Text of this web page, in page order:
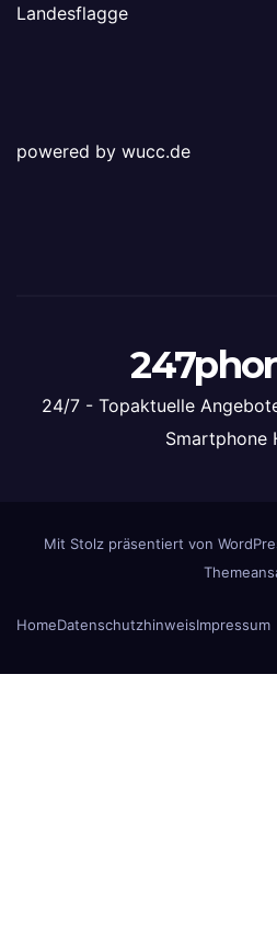
Landesflagge
powered by wucc.de
24/7 - Topaktuelle
Smartphone
Mit Stolz präsentiert von
HomeDatenschutzhinweisImpressum